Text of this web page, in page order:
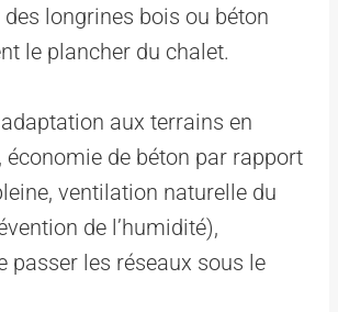
longrines bois ou béton
le plancher du chalet.
aux terrains en
économie de béton par rapport
ventilation naturelle du
de l’humidité),
passer les réseaux sous le